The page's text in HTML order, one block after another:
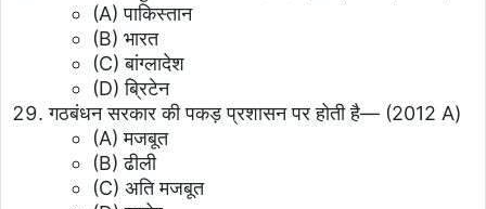
(A) पाकिस्तान
(B) भारत
(C) बांग्लादेश
(D) ब्रिटेन
गठबंधन सरकार की पकड़ प्रशासन पर होती है— (2012 A)
(A) मजबूत
(B) ढीली
(C) अति मजबूत